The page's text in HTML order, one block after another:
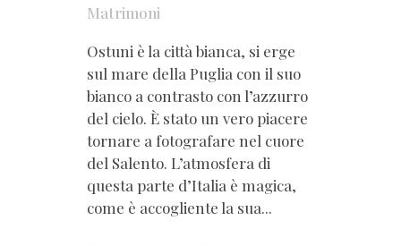
Matrimoni
Ostuni è la città bianca, si erge
sul mare della Puglia con il suo
bianco a contrasto con l’azzurro
del cielo. È stato un vero piacere
tornare a fotografare nel cuore
del Salento. L’atmosfera di
questa parte d’Italia è magica,
come è accogliente la sua...